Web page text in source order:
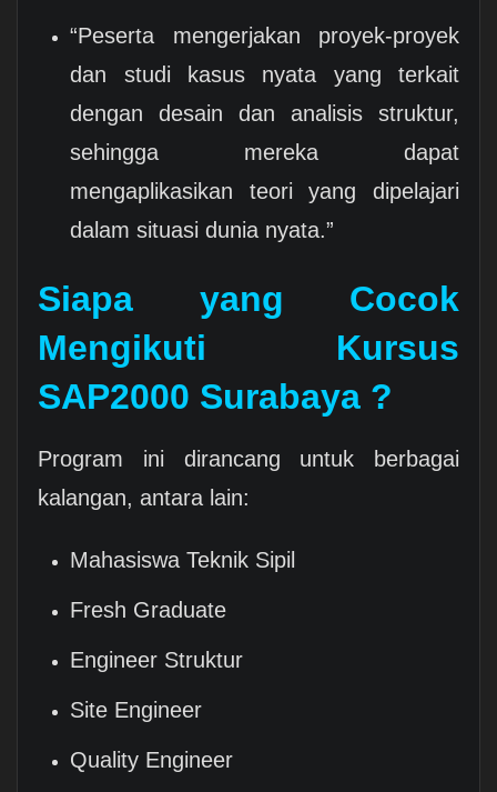
“Peserta mengerjakan proyek-proyek
dan studi kasus nyata yang terkait
dengan desain dan analisis struktur,
sehingga mereka dapat
mengaplikasikan teori yang dipelajari
dalam situasi dunia nyata.”
Siapa yang Cocok
Mengikuti Kursus
SAP2000 Surabaya ?
Program ini dirancang untuk berbagai
kalangan, antara lain:
Mahasiswa Teknik Sipil
Fresh Graduate
Engineer Struktur
Site Engineer
Quality Engineer